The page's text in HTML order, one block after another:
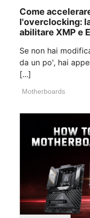
Come
l'overclocking:
abilitare XMP e
Se non hai
da un po', hai
[...]
Motherboards